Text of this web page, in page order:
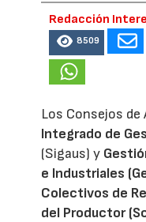
Redacción
8509
Los Consejos
Integrado de
(Sigaus) y
e Industriales
Colectivos de
del Productor